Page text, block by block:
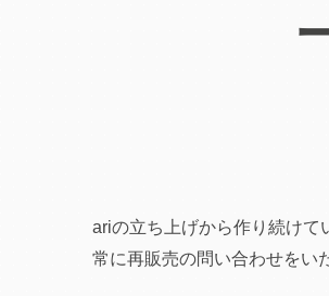
ariの立ち上げから作り続けて
常に再販売の問い合わせをい